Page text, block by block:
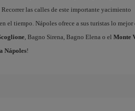
las calles de este importante yacimiento
el tiempo. Nápoles ofrece a sus turistas lo mejor
, Bagno Sirena, Bagno Elena o el Monte
Nápoles!